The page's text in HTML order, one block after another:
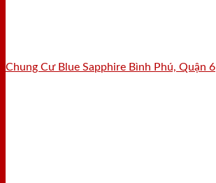
Chung Cư Blue Sapphire Bình Phú, Quận 6